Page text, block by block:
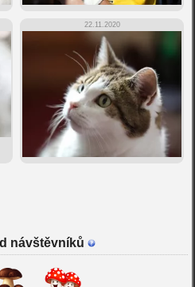
22.11.2020
návštěvníků